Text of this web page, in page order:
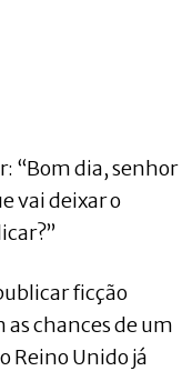
“Bom dia, senhor
vai deixar o
ficção
chances de um
Reino Unido já